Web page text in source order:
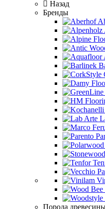
Назад
Бренды
Порода